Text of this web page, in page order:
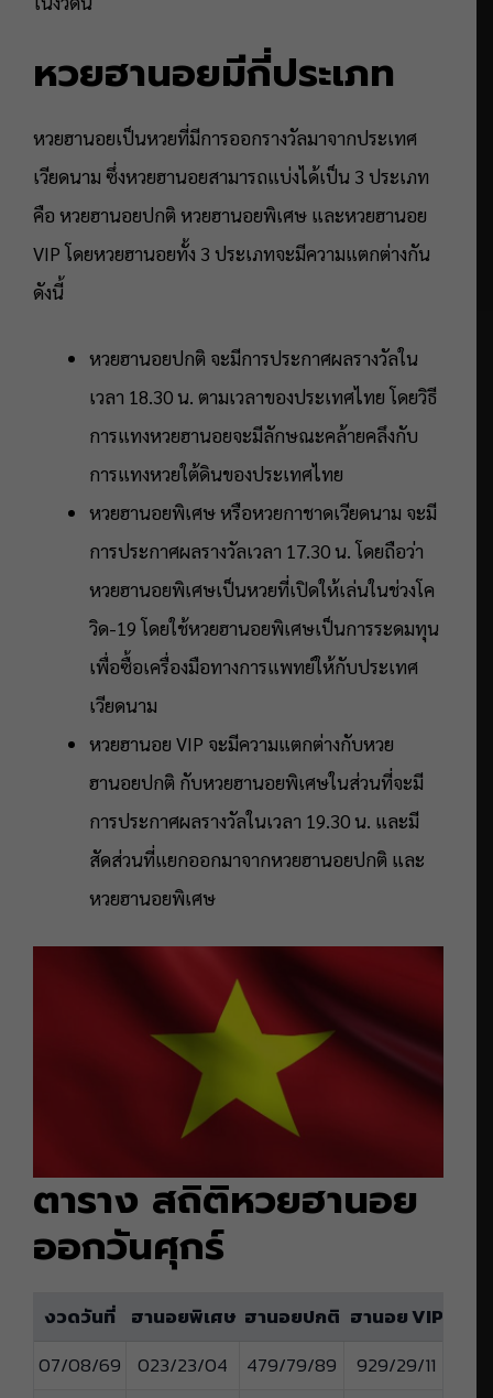
หวยฮานอยมีกี่ประเภท
หวยฮานอยเป็นหวยที่มีการออกรางวัลมาจากประเทศ
เวียดนาม ซึ่งหวยฮานอยสามารถแบ่งได้เป็น 3 ประเภท
คือ หวยฮานอยปกติ หวยฮานอยพิเศษ และหวยฮานอย
VIP โดยหวยฮานอยทั้ง 3 ประเภทจะมีความแตกต่างกัน
ดังนี้
หวยฮานอยปกติ จะมีการประกาศผลรางวัลใน
เวลา 18.30 น. ตามเวลาของประเทศไทย โดยวิธี
การแทงหวยฮานอยจะมีลักษณะคล้ายคลึงกับ
การแทงหวยใต้ดินของประเทศไทย
หวยฮานอยพิเศษ หรือหวยกาชาดเวียดนาม จะมี
การประกาศผลรางวัลเวลา 17.30 น. โดยถือว่า
หวยฮานอยพิเศษเป็นหวยที่เปิดให้เล่นในช่วงโค
วิด-19 โดยใช้หวยฮานอยพิเศษเป็นการระดมทุน
เพื่อซื้อเครื่องมือทางการแพทย์ให้กับประเทศ
เวียดนาม
หวยฮานอย VIP จะมีความแตกต่างกับหวย
ฮานอยปกติ กับหวยฮานอยพิเศษในส่วนที่จะมี
การประกาศผลรางวัลในเวลา 19.30 น. และมี
สัดส่วนที่แยกออกมาจากหวยฮานอยปกติ และ
หวยฮานอยพิเศษ
ตาราง สถิติหวยฮานอย
ออกวันศุกร์
งวดวันที่ ฮานอยพิเศษ ฮานอยปกติ ฮานอย VIP
07/08/69
023/23/04 479/79/89 929/29/11